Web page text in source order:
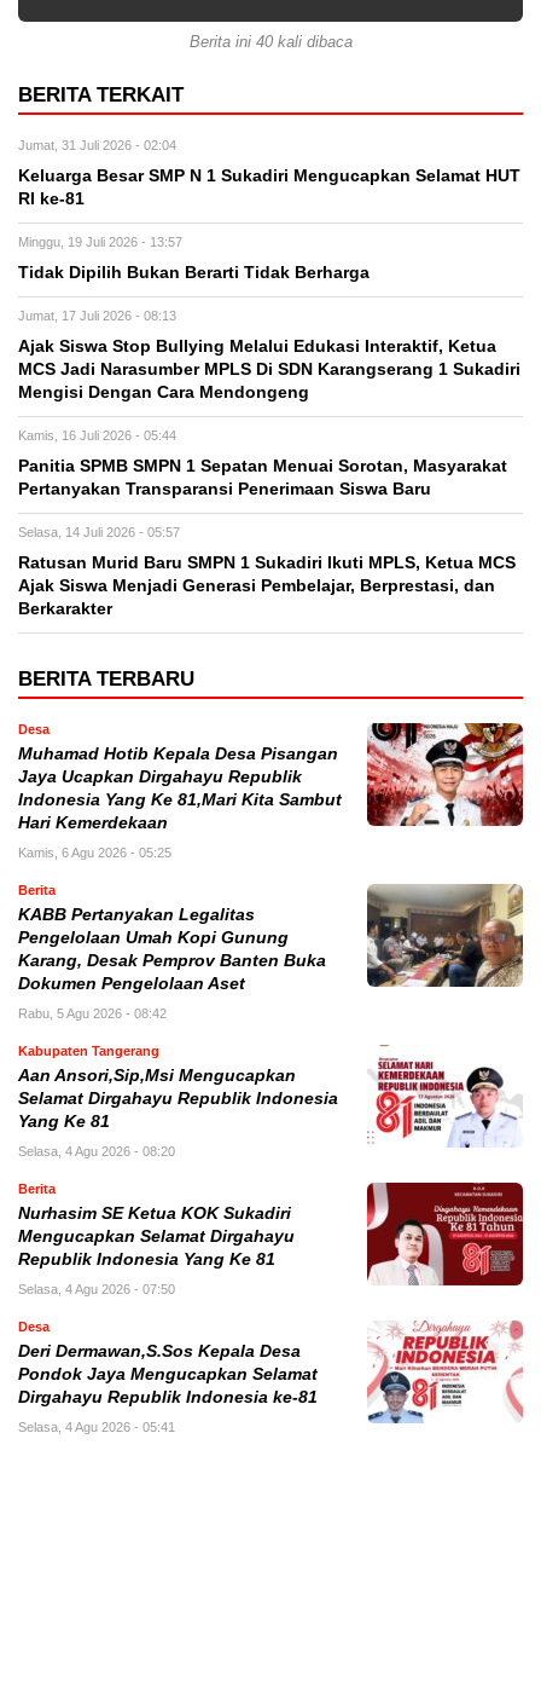
Berita ini 40 kali dibaca
BERITA TERKAIT
Jumat, 31 Juli 2026 - 02:04
Keluarga Besar SMP N 1 Sukadiri Mengucapkan Selamat HUT
RI ke-81
Minggu, 19 Juli 2026 - 13:57
Tidak Dipilih Bukan Berarti Tidak Berharga
Jumat, 17 Juli 2026 - 08:13
Ajak Siswa Stop Bullying Melalui Edukasi Interaktif, Ketua
MCS Jadi Narasumber MPLS Di SDN Karangserang 1 Sukadiri
Mengisi Dengan Cara Mendongeng
Kamis, 16 Juli 2026 - 05:44
Panitia SPMB SMPN 1 Sepatan Menuai Sorotan, Masyarakat
Pertanyakan Transparansi Penerimaan Siswa Baru
Selasa, 14 Juli 2026 - 05:57
Ratusan Murid Baru SMPN 1 Sukadiri Ikuti MPLS, Ketua MCS
Ajak Siswa Menjadi Generasi Pembelajar, Berprestasi, dan
Berkarakter
BERITA TERBARU
Desa
Muhamad Hotib Kepala Desa Pisangan
Jaya Ucapkan Dirgahayu Republik
Indonesia Yang Ke 81,Mari Kita Sambut
Hari Kemerdekaan
Kamis, 6 Agu 2026 - 05:25
Berita
KABB Pertanyakan Legalitas
Pengelolaan Umah Kopi Gunung
Karang, Desak Pemprov Banten Buka
Dokumen Pengelolaan Aset
Rabu, 5 Agu 2026 - 08:42
Kabupaten Tangerang
Aan Ansori,Sip,Msi Mengucapkan
Selamat Dirgahayu Republik Indonesia
Yang Ke 81
Selasa, 4 Agu 2026 - 08:20
Berita
Nurhasim SE Ketua KOK Sukadiri
Mengucapkan Selamat Dirgahayu
Republik Indonesia Yang Ke 81
Selasa, 4 Agu 2026 - 07:50
Desa
Deri Dermawan,S.Sos Kepala Desa
Pondok Jaya Mengucapkan Selamat
Dirgahayu Republik Indonesia ke-81
Selasa, 4 Agu 2026 - 05:41